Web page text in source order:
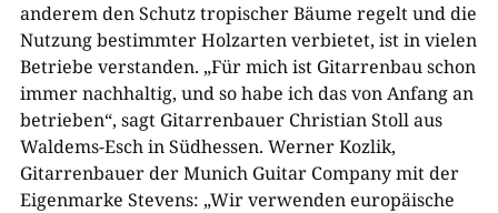
anderem den Schutz tropischer Bäume regelt und die
Nutzung bestimmter Holzarten verbietet, ist in vielen
Betriebe verstanden. „Für mich ist Gitarrenbau schon
immer nachhaltig, und so habe ich das von Anfang an
betrieben“, sagt Gitarrenbauer Christian Stoll aus
Waldems-Esch in Südhessen. Werner Kozlik,
Gitarrenbauer der Munich Guitar Company mit der
Eigenmarke Stevens: „Wir verwenden europäische